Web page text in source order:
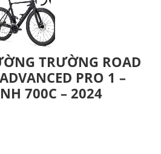
TRƯỜNG ROAD
PRO 1 –
700C – 2024